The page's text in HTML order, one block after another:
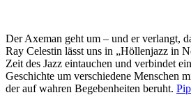
Der Axeman geht um – und er verlangt,
Ray Celestin lässt uns in „Höllenjazz in
Zeit des Jazz eintauchen und verbindet
Geschichte um verschiedene Menschen
der auf wahren Begebenheiten beruht.